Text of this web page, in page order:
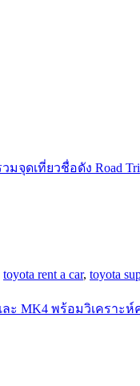
toyota rent a car, toyota